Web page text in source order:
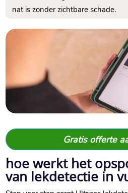
nat is zonder zichtbare schade.
Gratis offerte
hoe werkt het
van lekdetectie in